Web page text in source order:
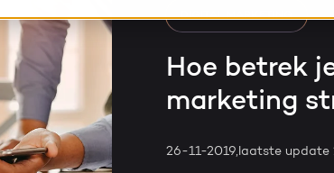
Gratis
Schrijf je nu in!
HubSpot integraties
HubSpot trainingen
WELKOM BIJ BRIGHT
Inspiratie
LAAT JE INSPIREREN
HubSpot
DIGITAL MARKETING
Hoe betrek
marketing
26-11-2019, laatste update